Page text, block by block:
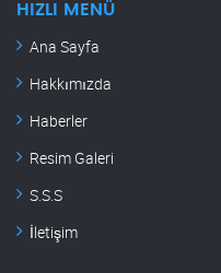
HIZLI MENÜ
Ana Sayfa
Hakkımızda
Haberler
Resim Galeri
S.S.S
İletişim